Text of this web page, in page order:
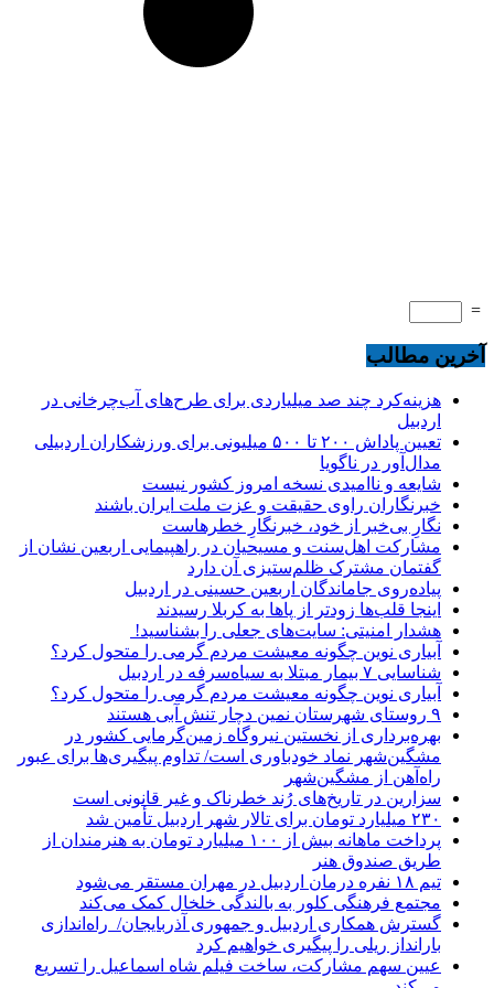
=
آخرین مطالب
هزینه‌کرد چند صد میلیاردی برای طرح‌های آب‌چرخانی در
اردبیل
تعیین پاداش ۲۰۰ تا ۵۰۰ میلیونی برای ورزشکاران اردبیلی
مدال‌آور در ناگویا
شایعه و ناامیدی نسخه امروز کشور نیست
خبرنگاران راوی حقیقت و عزت ملت ایران باشند
نگارِ بی‌خبر از خود، خبرنگارِ خطرهاست
مشارکت اهل‌سنت و مسیحیان در راهپیمایی اربعین نشان از
گفتمان مشترک ظلم‌ستیزی آن دارد
پیاده‌روی جاماندگان اربعین حسینی در اردبیل
اینجا قلب‌ها زودتر از پاها به کربلا رسیدند
هشدار امنیتی: سایت‌های جعلی را بشناسید!
آبیاری نوین چگونه معیشت مردم گرمی را متحول کرد؟
شناسایی ۷ بیمار مبتلا به سیاه‌سرفه در اردبیل
آبیاری نوین چگونه معیشت مردم گرمی را متحول کرد؟
۹ روستای شهرستان نمین دچار تنش آبی هستند
بهره‌برداری از نخستین نیروگاه زمین‌گرمایی کشور در
مشگین‌شهر نماد خودباوری است/ تداوم پیگیری‌ها برای عبور
راه‌آهن از مشگین‌شهر
سزارین در تاریخ‌های رُند خطرناک و غیر قانونی است
۲۳۰ میلیارد تومان برای تالار شهر اردبیل تأمین شد
پرداخت ماهانه بیش از ۱۰۰ میلیارد تومان به هنرمندان از
طریق صندوق هنر
تیم ۱۸ نفره درمان اردبیل در مهران مستقر می‌شود
مجتمع فرهنگی کلور به بالندگی خلخال کمک می‌کند
گسترش همکاری اردبیل و جمهوری آذربایجان/ راه‌اندازی
بارانداز ریلی را پیگیری خواهیم کرد
عیین سهم مشارکت، ساخت فیلم شاه‌ اسماعیل را تسریع